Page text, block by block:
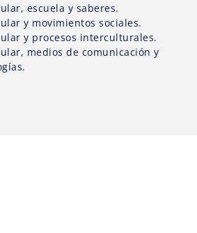
escuela y saberes.
y movimientos sociales.
y procesos interculturales.
medios de comunicación y